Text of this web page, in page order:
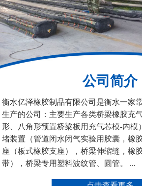
200*25米圆形桥梁气囊 390*14
公司简介
衡水亿泽橡胶制品有限公司是衡水一家
生产的公司：主要生产各类桥梁橡胶充
形、八角形预置桥梁板用充气芯模-内模
堵装置（管道闭水闭气实验用胶囊，橡
座（板式橡胶支座），桥梁伸缩缝，橡
带），桥梁专用塑料波纹管、圆管。 ...